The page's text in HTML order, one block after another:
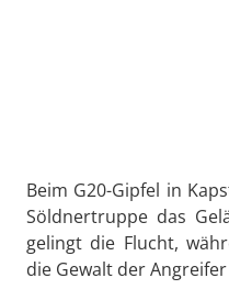
Beim G20-Gipfel in
Söldnertruppe das
gelingt die Flucht,
die Gewalt der